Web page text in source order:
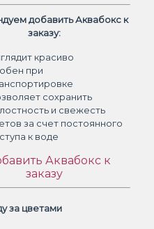
добавить Аквабокс к
заказу:
красиво
при
сохранить
и свежесть
за счет постоянного
к воде
Аквабокс к
заказу
за цветами